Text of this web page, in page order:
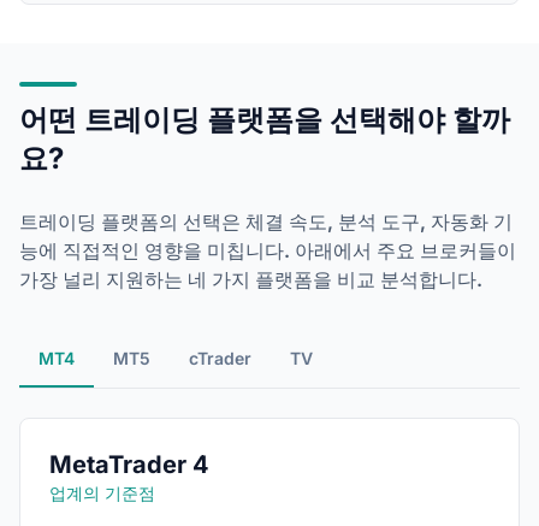
어떤 트레이딩 플랫폼을 선택해야 할까
요?
트레이딩 플랫폼의 선택은 체결 속도, 분석 도구, 자동화 기
능에 직접적인 영향을 미칩니다. 아래에서 주요 브로커들이
가장 널리 지원하는 네 가지 플랫폼을 비교 분석합니다.
MT4 MT5 cTrader TV
MetaTrader 4
업계의 기준점